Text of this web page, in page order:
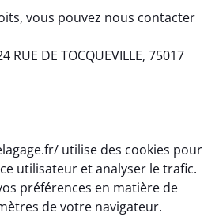
vous pouvez nous contacter
RUE DE TOCQUEVILLE, 75017
utilise des cookies pour
utilisateur et analyser le trafic.
préférences en matière de
de votre navigateur.